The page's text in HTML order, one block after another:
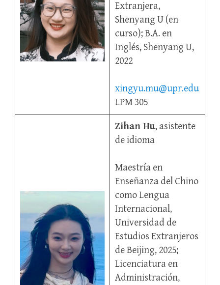
Extranjera,
Shenyang U (en
curso); B.A. en
Inglés, Shenyang U,
2022
xingyu.mu@upr.edu
LPM 305
Zihan Hu, asistente
de idioma
Maestría en
Enseñanza del Chino
como Lengua
Internacional,
Universidad de
Estudios Extranjeros
de Beijing, 2025;
Licenciatura en
Administración,